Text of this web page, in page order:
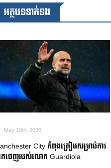
អត្ថបទទាក់ទង
May 19th, 2026
City កំពុងត្រៀមសម្រាប់ការ
កចេញរបស់លោក Guardiola